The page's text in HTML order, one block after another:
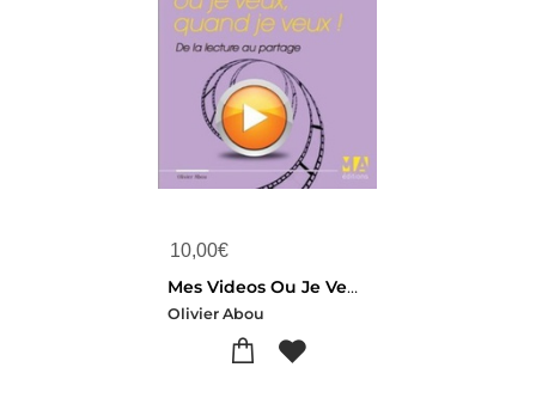
10,00€
Mes Videos Ou Je Veux, Quand Je Veux ! De La Lecture Au Partage
Olivier Abou